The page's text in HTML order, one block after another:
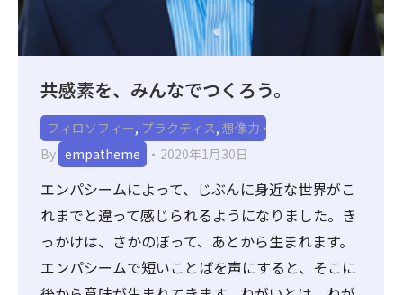
共感素を、みんなでつくろう。
フィロソフィー, プラクティス, 想像力
By empatheme 2020年1月30日
エンパシームによって、じぶんに身近な世界がこ
れまでと違って感じられるようになりました。き
っかけは、さかのぼって、あとから生まれます。
エンパシームで短いことばを声にすると、そこに